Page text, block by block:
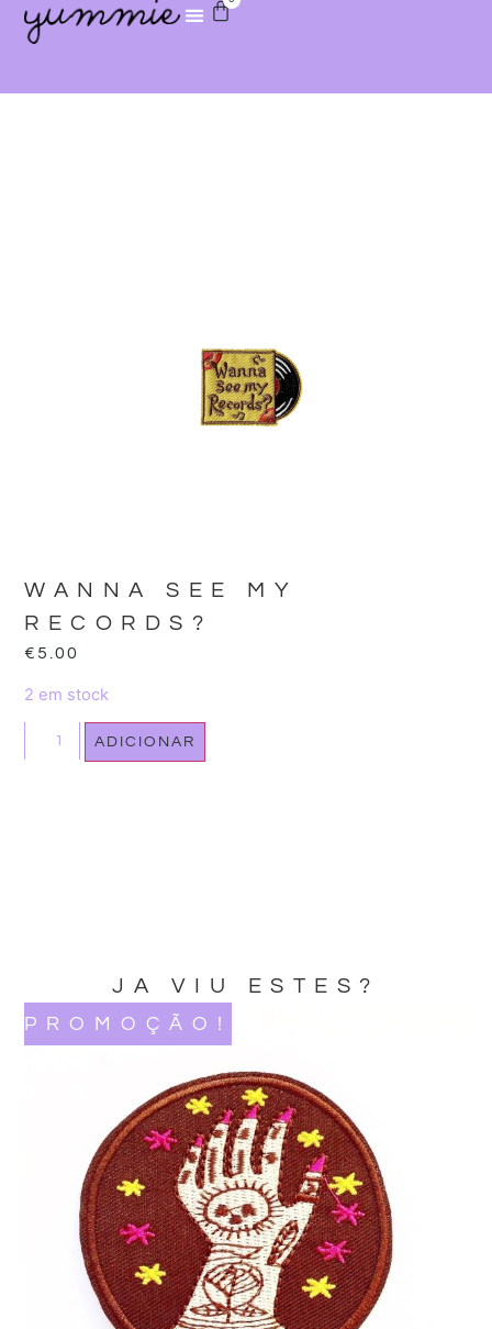
WANNA SEE MY
RECORDS?
€5.00
2 em stock
ADICIONAR
JA VIU ESTES?
PROMOÇÃO!